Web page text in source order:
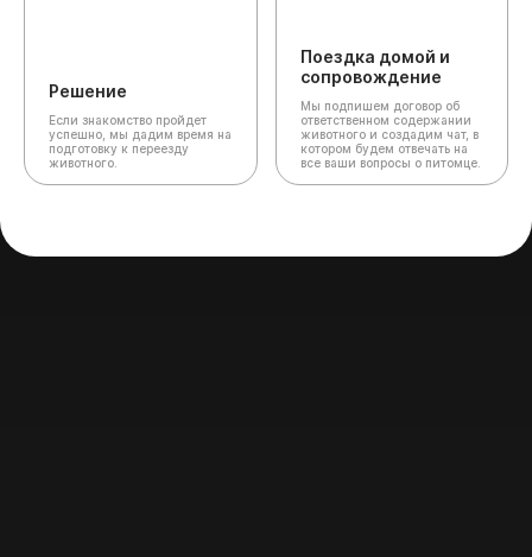
Решение
Если знакомство пройдет
успешно, мы дадим время на
подготовку к переезду
животного.
Поездка домой и
сопровождение
Мы подпишем договор об
ответственном содержании
животного и создадим чат, в
котором будем отвечать на
все ваши вопросы о питомце.